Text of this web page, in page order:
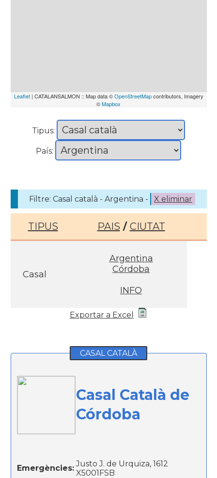
Leaflet| CATALANSALMON :: Map data ©OpenStreetMapcontributors, Imagery
©Mapbox
Tipus:
País:
Filtre: Casal català - Argentina - X eliminar
TIPUS PAIS / CIUTAT
Casal
Argentina
Córdoba
INFO
Exportar a Excel
CASAL CATALÀ
Casal Català de
Córdoba
Emergències: Justo J. de Urquiza, 1612
X5001FSB